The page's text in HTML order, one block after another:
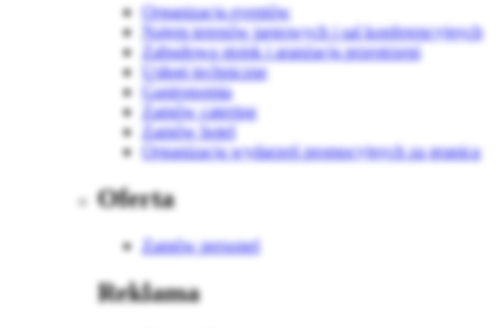
Organizacja eventów
Najem terenów targowych i sal konferencyjnych
Zabudowa stoisk i aranżacja przestrzeni
Usługi techniczne
Gastronomia
Zamów catering
Zamów hotel
Organizacja wydarzeń promocyjnych za granicą
Oferta
Zamów personel
Reklama